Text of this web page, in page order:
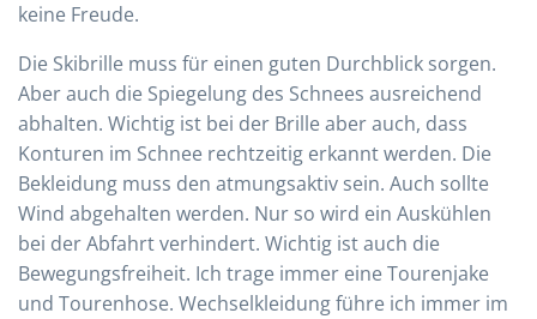
keine Freude.
Die Skibrille muss für einen guten Durchblick sorgen.
Aber auch die Spiegelung des Schnees ausreichend
abhalten. Wichtig ist bei der Brille aber auch, dass
Konturen im Schnee rechtzeitig erkannt werden. Die
Bekleidung muss den atmungsaktiv sein. Auch sollte
Wind abgehalten werden. Nur so wird ein Auskühlen
bei der Abfahrt verhindert. Wichtig ist auch die
Bewegungsfreiheit. Ich trage immer eine Tourenjake
und Tourenhose. Wechselkleidung führe ich immer im